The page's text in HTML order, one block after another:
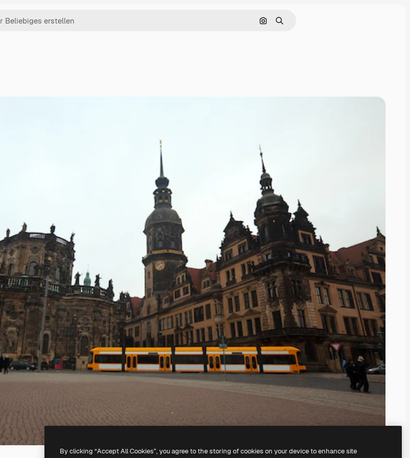
Nach Bild suchen
Suchen
By clicking “Accept All Cookies”, you agree to the storing of cookies on your device to enhance site